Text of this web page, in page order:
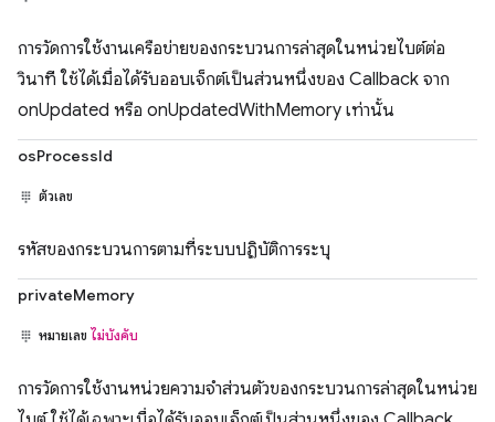
การวัดการใช้งานเครือข่ายของกระบวนการล่าสุดในหน่วยไบต์ต่อ
วินาที ใช้ได้เมื่อได้รับออบเจ็กต์เป็นส่วนหนึ่งของ Callback จาก
onUpdated หรือ onUpdatedWithMemory เท่านั้น
osProcessId
ตัวเลข
รหัสของกระบวนการตามที่ระบบปฏิบัติการระบุ
privateMemory
หมายเลข ไม่บังคับ
การวัดการใช้งานหน่วยความจำส่วนตัวของกระบวนการล่าสุดในหน่วย